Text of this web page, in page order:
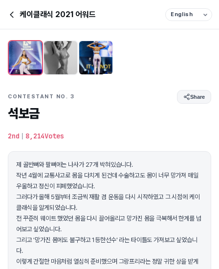
케이클래식 2021 어워드
CONTESTANT NO. 3 Share
석보금
2nd | 8,214Votes
제 골반뼈와 팔뼈에는 나사가 27개 박혀있습니다.
작년 4월에 교통사고로 몸을 다치게 된건데 수술하고도 몸이 너무 망가져 매일
우울하고 정신이 피폐했었습니다.
그러다가 올해 5월부터 조금씩 재활 겸 운동을 다시 시작하였고 그 시점에 케이
클래식을 알게되었습니다.
전 꾸준히 웨이트 했었던 몸을 다시 끌어올리고 망가진 몸을 극복해서 한계를 넘
어보고 싶었습니다.
그리고 '망가진 몸에도 불구하고 1등한선수' 라는 타이틀도 가져보고 싶었습니
다.
이렇게 간절한 마음처럼 열심히 준비했으며 그랑프리라는 정말 귀한 상을 받게